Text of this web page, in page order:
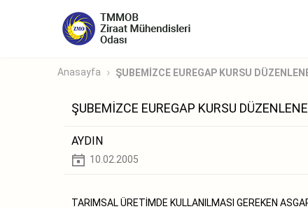
Anasayfa ŞUBEMİZCE EUREGAP KURSU
ŞUBEMİZCE EUREGAP KURSU
AYDIN
10.02.2005
TARIMSAL ÜRETİMDE KULLANILMASI GEREKEN